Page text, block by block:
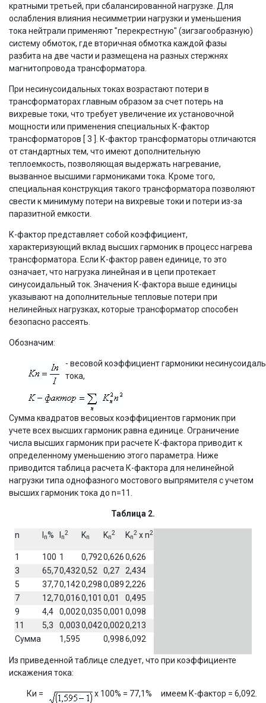
кратными третьей, при сбалансированной нагрузке. Для
ослабления влияния несимметрии нагрузки и уменьшения
тока нейтрали применяют "перекрестную" (зигзагообразную)
систему обмоток, где вторичная обмотка каждой фазы
разбита на две части и размещена на разных стержнях
магнитопровода трансформатора.
При несинусоидальных токах возрастают потери в
трансформаторах главным образом за счет потерь на
вихревые токи, что требует увеличение их установочной
мощности или применения специальных К-фактор
трансформаторов [ 3 ]. К-фактор трансформаторы отличаются
от стандартных тем, что имеют дополнительную
теплоемкость, позволяющая выдержать нагревание,
вызванное высшими гармониками тока. Кроме того,
специальная конструкция такого трансформатора позволяют
свести к минимуму потери на вихревые токи и потери из-за
паразитной емкости.
К-фактор представляет собой коэффициент,
характеризующий вклад высших гармоник в процесс нагрева
трансформатора. Если К-фактор равен единице, то это
означает, что нагрузка линейная и в цепи протекает
синусоидальный ток. Значения К-фактора выше единицы
указывают на дополнительные тепловые потери при
нелинейных нагрузках, которые трансформатор способен
безопасно рассеять.
Обозначим:
- весовой коэффициент гармоники
тока,
Сумма квадратов весовых коэффициентов гармоник при
учете всех высших гармоник равна единице. Ограничение
числа высших гармоник при расчете К-фактора приводит к
определенному уменьшению этого параметра. Ниже
приводится таблица расчета К-фактора для нелинейной
нагрузки типа однофазного мостового выпрямителя с учетом
высших гармоник тока до n=11.
Taблица 2.
n n% n
2 Kn Kn
2 Kn
2 x n2
1 100 1 0,7920,6260,626
3
65,70,4320,52 0,27
2,434
5
37,70,1420,2980,0892,226
7
12,70,0160,101 0,01
0,495
9
4,4 0,0020,0350,001 0,098
11
5,3 0,0030,0420,0020,213
Сумма
1,595 0,9986,092
Из приведенной таблице следует, что при коэффициенте
искажения тока:
Ки = x 100% = 77,1% имеем К-фактор = 6,092.